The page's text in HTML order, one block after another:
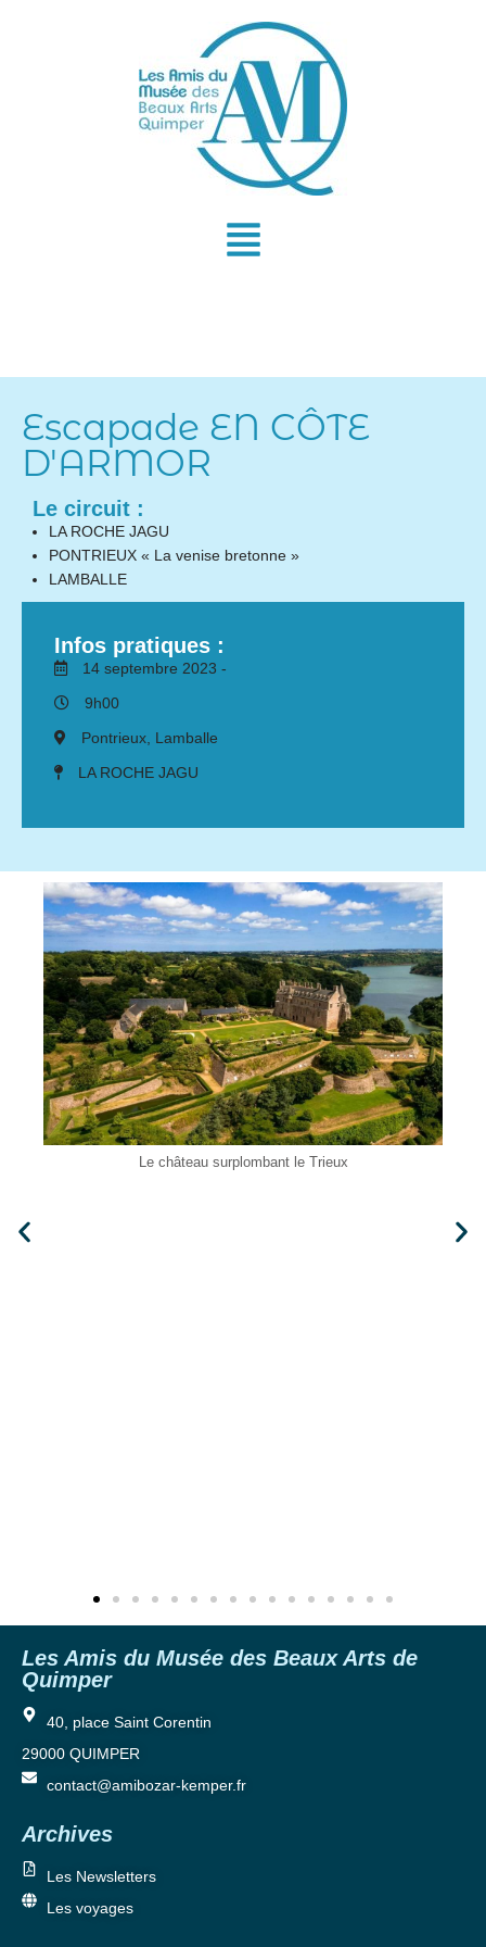
Escapade EN CÔTE
D'ARMOR
Le circuit :
LA ROCHE JAGU
PONTRIEUX « La venise bretonne »
LAMBALLE
Infos pratiques :
14 septembre 2023 -
9h00
Pontrieux, Lamballe
LA ROCHE JAGU
Le château surplombant le Trieux
Les Amis du Musée des Beaux Arts de
Quimper
40, place Saint Corentin
29000 QUIMPER
contact@amibozar-kemper.fr
Archives
Les Newsletters
Les voyages